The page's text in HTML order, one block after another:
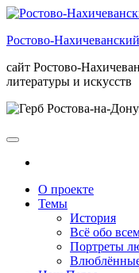
Skip
the
Ростово-
сайт Ростово-
литературы и искусств
О проекте
Темы
История
Всё обо
Портреты